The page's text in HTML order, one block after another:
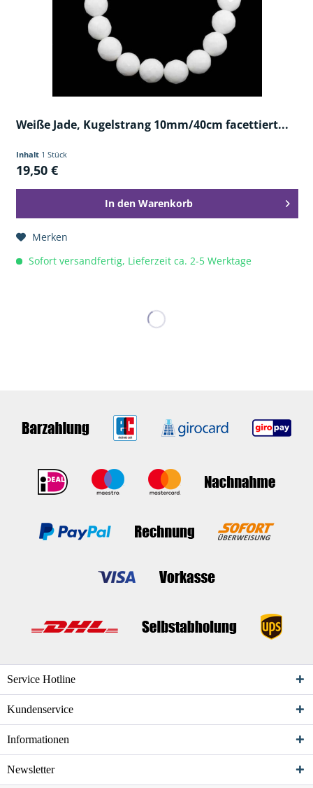
Weiße Jade, Kugelstrang 10mm/40cm facettiert...
Inhalt 1 Stück
19,50 €
In den Warenkorb
Merken
Sofort versandfertig, Lieferzeit ca. 2-5 Werktage
Service Hotline
Kundenservice
Informationen
Newsletter